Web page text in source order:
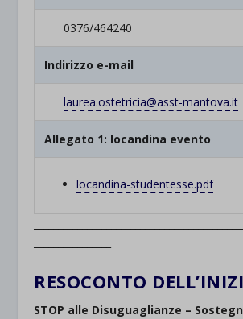
0376/464240
Indirizzo e-mail
laurea.ostetricia@asst-mantova.it
Allegato 1: locandina evento
locandina-studentesse.pdf
RESOCONTO
STOP alle Disuguaglianze –